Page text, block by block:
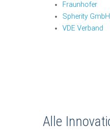
Fraunhofer
Spherity GmbH
VDE Verband
Alle